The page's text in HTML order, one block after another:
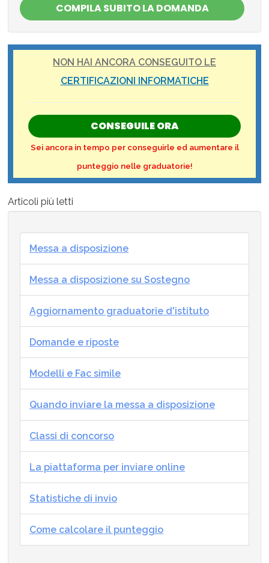
NON HAI ANCORA CONSEGUITO LE
CERTIFICAZIONI INFORMATICHE
CONSEGUILE ORA
Sei ancora in tempo per conseguirle ed aumentare il
punteggio nelle graduatorie!
Articoli più letti
Messa a disposizione
Messa a disposizione su Sostegno
Aggiornamento graduatorie d'istituto
Domande e riposte
Modelli e Fac simile
Quando inviare la messa a disposizione
Classi di concorso
La piattaforma per inviare online
Statistiche di invio
Come calcolare il punteggio